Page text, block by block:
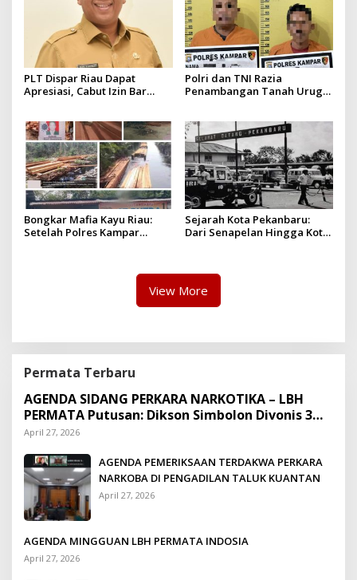
PLT Dispar Riau Dapat
Apresiasi, Cabut Izin Bar
Polri dan TNI Razia
Penambangan Tanah Urug,
Bongkar Mafia Kayu Riau:
Setelah Polres Kampar
Hapus Berita Kian Menguat
Sejarah Kota Pekanbaru:
Dari Senapelan Hingga Kota
View More
Permata Terbaru
AGENDA SIDANG PERKARA NARKOTIKA – LBH
PERMATA Putusan: Dikson Simbolon Divonis 3
Tahun Penjara
April 27, 2026
AGENDA PEMERIKSAAN TERDAKWA PERKARA
NARKOBA DI PENGADILAN TALUK KUANTAN
April 27, 2026
AGENDA MINGGUAN LBH PERMATA INDOSIA
April 27, 2026